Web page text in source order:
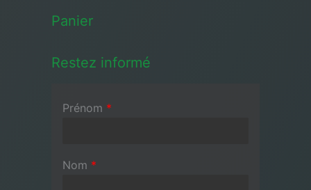
Panier
Restez informé
Prénom *
Nom *